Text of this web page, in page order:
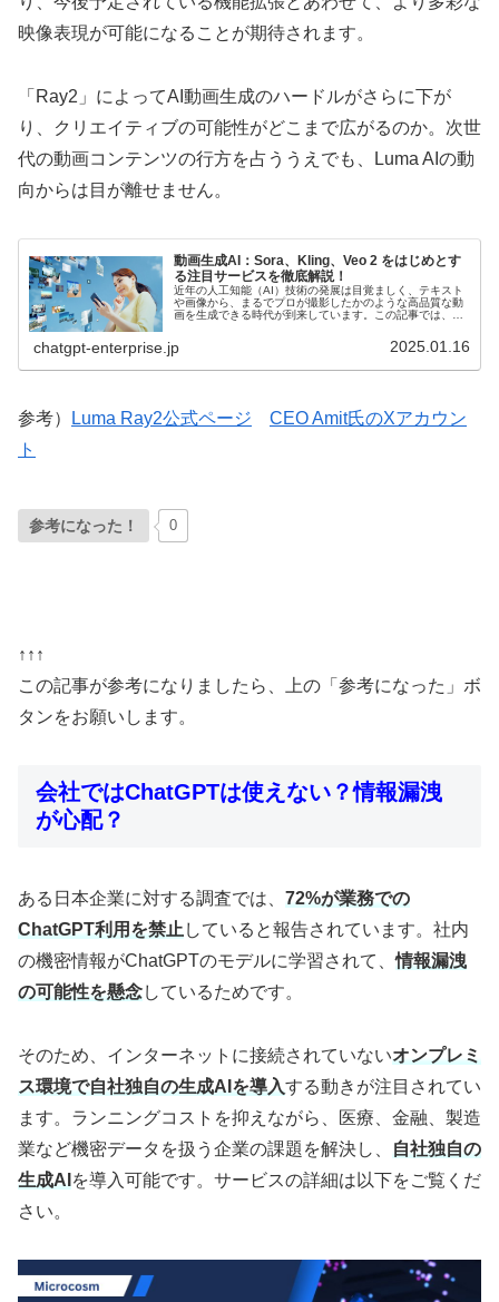
映像表現が可能になることが期待されます。
「Ray2」によってAI動画生成のハードルがさらに下が
り、クリエイティブの可能性がどこまで広がるのか。次世
代の動画コンテンツの行方を占ううえでも、Luma AIの動
向からは目が離せません。
動画生成AI：Sora、Kling、Veo 2 をはじめとす
る注目サービスを徹底解説！
近年の人工知能（AI）技術の発展は目覚ましく、テキスト
や画像から、まるでプロが撮影したかのような高品質な動
画を生成できる時代が到来しています。この記事では、そ
にリサーチし、その魅力と可能性を紐解いていきます。
chatgpt-enterprise.jp 2025.01.16
参考） Luma Ray2公式ページ
CEO Amit氏のXアカウン
ト
参考になった！ 0
↑↑↑
この記事が参考になりましたら、上の「参考になった」ボ
タンをお願いします。
会社ではChatGPTは使えない？情報漏洩
が心配？
ある日本企業に対する調査では、 72%が業務での
ChatGPT利用を禁止 していると報告されています。社内
の機密情報がChatGPTのモデルに学習されて、情報漏洩
の可能性を懸念しているためです。
そのため、インターネットに接続されていないオンプレミ
ス環境で自社独自の生成AIを導入する動きが注目されてい
ます。ランニングコストを抑えながら、医療、金融、製造
業など機密データを扱う企業の課題を解決し、
自社独自の
生成AI を導入可能です。サービスの詳細は以下をご覧くだ
さい。